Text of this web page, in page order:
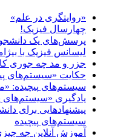
«روایتگری در علم»
چهارسال فیزیک!
پرسش‌های یک
لیسانس فیزیک با
جزر و مد چه جوری
حکایت «سیستم‌های
سیستم‌های پیچیده:
یادگیری «سیستم‌های
پیشنهادهایی برای
سیستم‌های پیچیده
آموزش آنلاین چه